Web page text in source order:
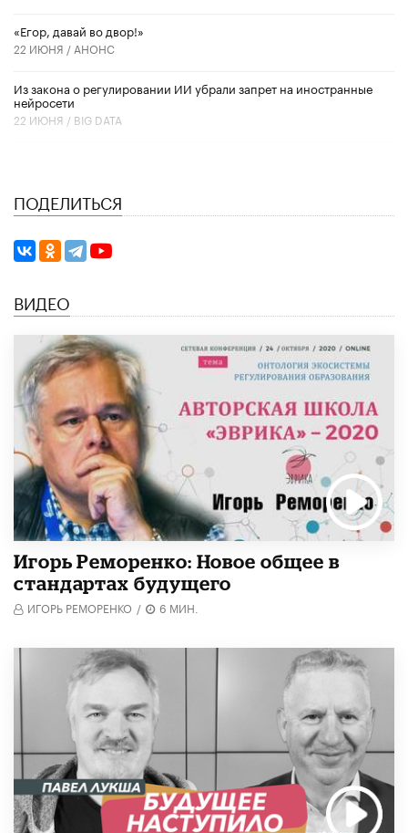
«Егор, давай во двор!»
22 ИЮНЯ / АНОНС
Из закона о регулировании ИИ убрали запрет на иностранные
нейросети
22 ИЮНЯ / BIG DATA
ПОДЕЛИТЬСЯ
ВИДЕО
Игорь Реморенко: Новое общее в
стандартах будущего
ИГОРЬ РЕМОРЕНКО / 6 МИН.